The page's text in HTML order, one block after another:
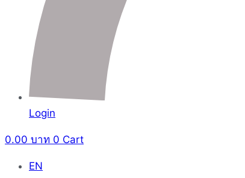
Login
0.00 บาท 0 Cart
EN